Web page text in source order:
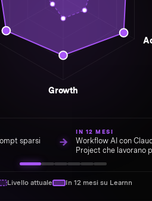
Growth
sparsi
→
IN 12 MESI
Workflow AI con
Project che lavorano
Livello attuale In 12 mesi su Learnn